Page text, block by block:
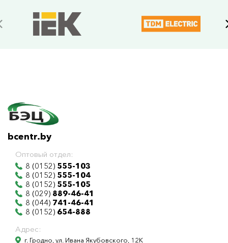
bcentr.by
Оптовый отдел:
8 (0152) 555-103
8 (0152) 555-104
8 (0152) 555-105
8 (029) 889-46-41
8 (044) 741-46-41
8 (0152) 654-888
Адрес:
г. Гродно, ул. Ивана Якубовского, 12К